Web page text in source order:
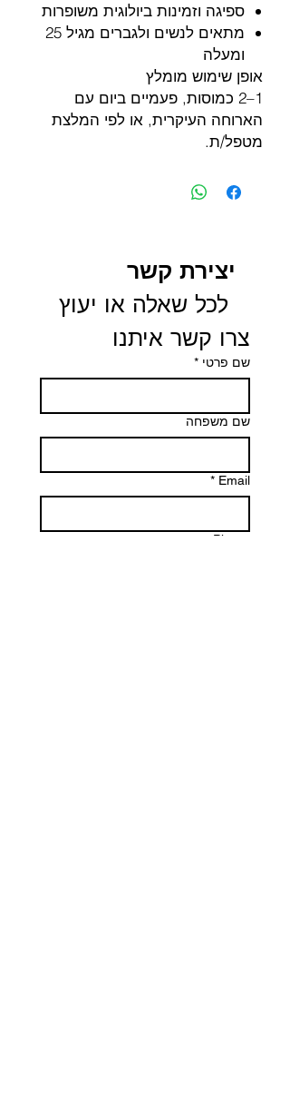
ספיגה וזמינות ביולוגית משופרות
מתאים לנשים ולגברים מגיל 25
ומעלה
אופן שימוש מומלץ
1–2 כמוסות, פעמיים ביום עם
הארוחה העיקרית, או לפי המלצת
מטפל/ת.
יצירת קשר
צרו קשר איתנו
שם פרטי *
שם משפחה
Email
*
Phone